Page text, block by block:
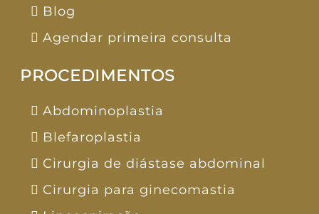
Blog
Agendar primeira consulta
PROCEDIMENTOS
Abdominoplastia
Blefaroplastia
Cirurgia de diástase abdominal
Cirurgia para ginecomastia